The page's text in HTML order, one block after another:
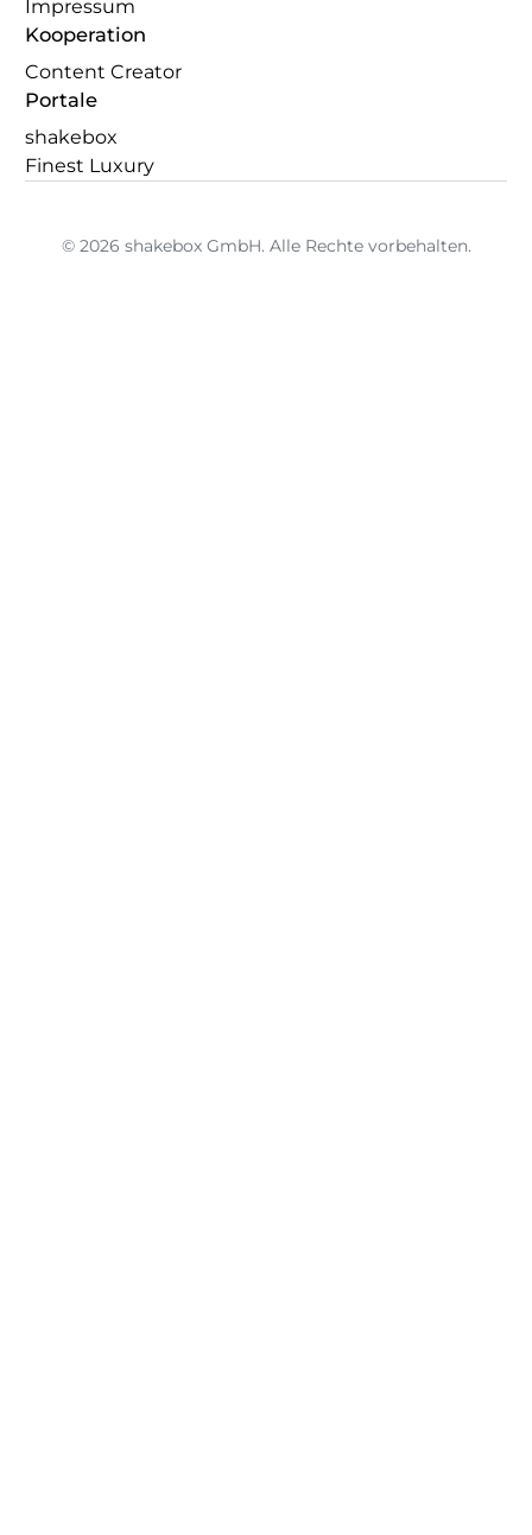
Impressum
Kooperation
Content Creator
Portale
shakebox
Finest Luxury
© 2026 shakebox GmbH. Alle Rechte vorbehalten.